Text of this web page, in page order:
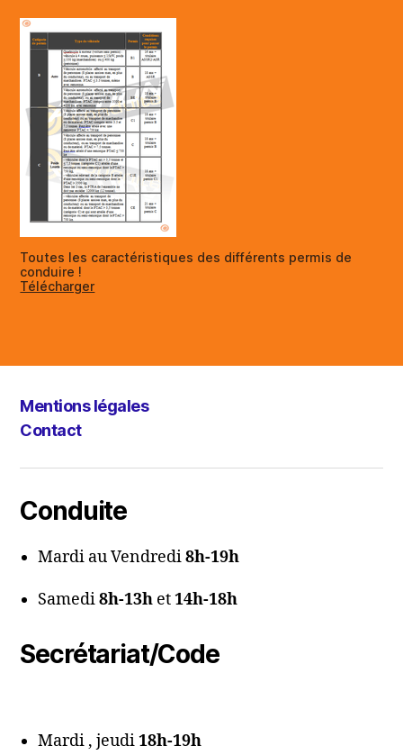
Toutes les caractéristiques des différents permis de
conduire !
Télécharger
Mentions légales
Contact
Conduite
Mardi au Vendredi8h-19h
Samedi8h-13h et14h-18h
Secrétariat/Code
Mardi , jeudi18h-19h